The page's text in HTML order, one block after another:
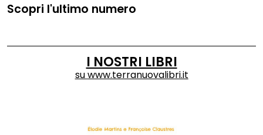
Scopri l'ultimo numero
I NOSTRI LIBRI
suwww.terranuovalibri.it